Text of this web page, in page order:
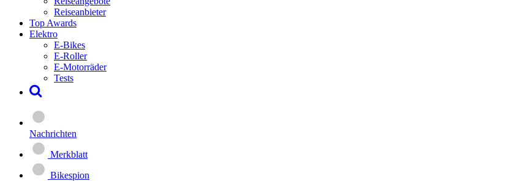
Reiseanbieter
Top Awards
Elektro
E-Bikes
E-Roller
E-Motorräder
Tests
Nachrichten
Merkblatt
Bikespion